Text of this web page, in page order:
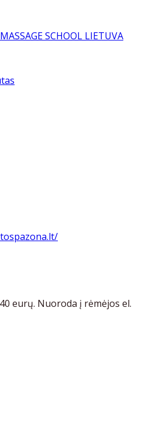
SCHOOL LIETUVA
eurų. Nuoroda į rėmėjos el.